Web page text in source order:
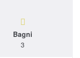
Bagni
3